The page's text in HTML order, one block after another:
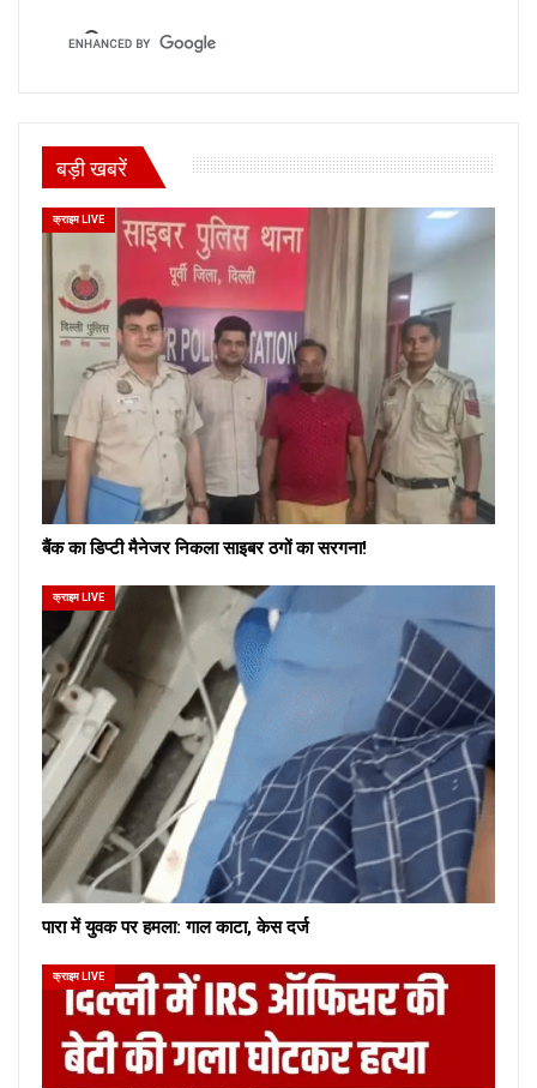
बड़ी खबरें
क्राइम LIVE
बैंक का डिप्टी मैनेजर निकला साइबर ठगों का सरगना!
क्राइम LIVE
पारा में युवक पर हमला: गाल काटा, केस दर्ज
क्राइम LIVE